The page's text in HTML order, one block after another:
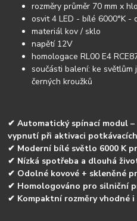
rozměry průměr 70 mm x
osvit 4 LED - bílé 6000°K -
materiál kov / sklo
napětí 12V
homologace RL00 E4
součásti balení: ke světlům
černých kroužků
✔ Automatický spínací modul
vypnutí při aktivaci
✔ Moderní bílé světlo 6000 K
✔ Nízká spotřeba a dlouhá
✔ Odolné kovové + skleněné
✔ Homologováno pro silniční
✔ Kompaktní rozměry vhodné